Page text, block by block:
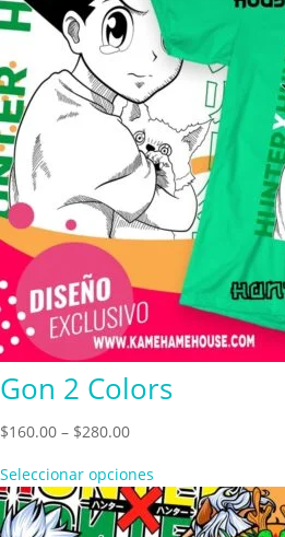
Gon 2 Colors
$160.00 – $280.00Price
$160.00
through
$280.00
Seleccionar opciones